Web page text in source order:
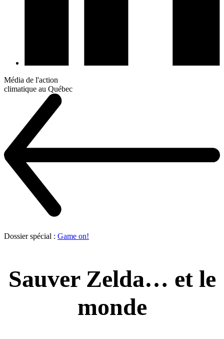
Média de l'action
climatique au Québec
Dossier spécial : Game on!
Sauver Zelda… et le
monde